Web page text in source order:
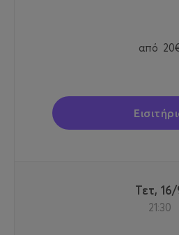
από
Τετ,
21:30